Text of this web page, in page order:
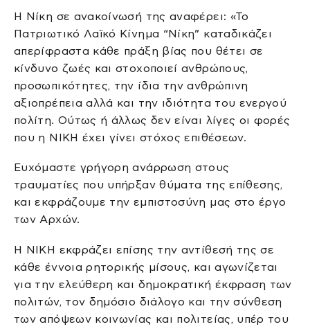
Η Νίκη σε ανακοίνωσή της αναφέρει: «Το
Πατριωτικό Λαϊκό Κίνημα “Νίκη” καταδικάζει
απερίφραστα κάθε πράξη βίας που θέτει σε
κίνδυνο ζωές και στοχοποιεί ανθρώπους,
προσωπικότητες, την ίδια την ανθρώπινη
αξιοπρέπεια αλλά και την ιδιότητα του ενεργού
πολίτη. Ούτως ή άλλως δεν είναι λίγες οι φορές
που η ΝΙΚΗ έχει γίνει στόχος επιθέσεων.
Ευχόμαστε γρήγορη ανάρρωση στους
τραυματίες που υπήρξαν θύματα της επίθεσης,
και εκφράζουμε την εμπιστοσύνη μας στο έργο
των Αρχών.
Η ΝΙΚΗ εκφράζει επίσης την αντίθεσή της σε
κάθε έννοια ρητορικής μίσους, και αγωνίζεται
για την ελεύθερη και δημοκρατική έκφραση των
πολιτών, τον δημόσιο διάλογο και την σύνθεση
των απόψεων κοινωνίας και πολιτείας, υπέρ του